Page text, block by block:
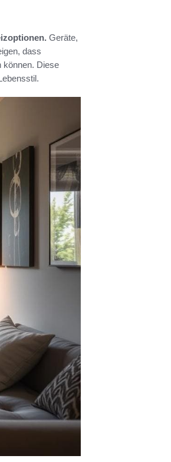
Geräte,
dass
können. Diese